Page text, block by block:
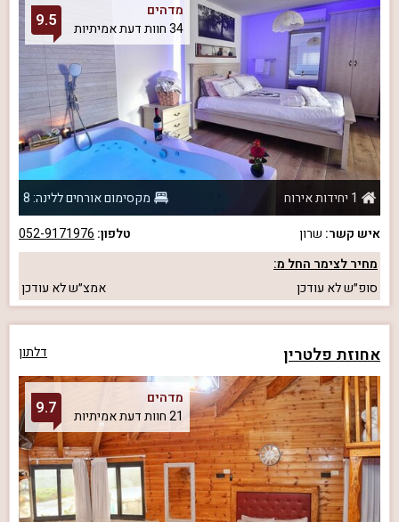
מדהים
34 חוות דעת אמיתיות
9.5
1 יחידות אירוח
מקסימום אורחים ללינה: 8
איש קשר: שרון טלפון: 052-9171976
מחיר לצימר החל מ:
סופ״שלא עודכן אמצ״שלא עודכן
אחוזת פלטרין דלתון
מדהים
21 חוות דעת אמיתיות
9.7